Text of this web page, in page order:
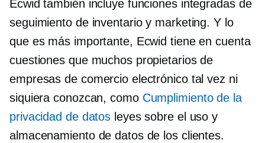
Ecwid también incluye funciones integradas de
seguimiento de inventario y marketing. Y lo
que es más importante, Ecwid tiene en cuenta
cuestiones que muchos propietarios de
empresas de comercio electrónico tal vez ni
siquiera conozcan, como Cumplimiento de la
privacidad de datos leyes sobre el uso y
almacenamiento de datos de los clientes.